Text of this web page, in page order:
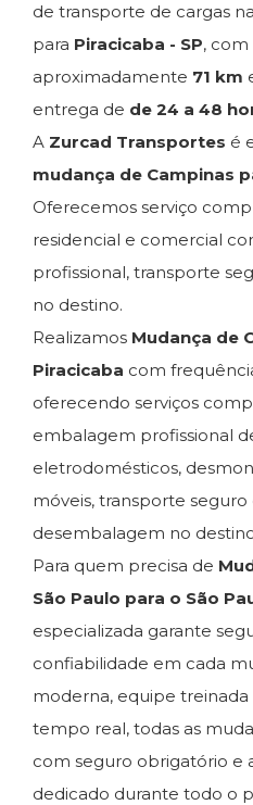
de transporte de cargas
para Piracicaba - SP, com
aproximadamente 71 km
entrega de de 24 a 48
A Zurcad Transportes é
mudança de Campinas
Oferecemos serviço
residencial e comercial
profissional, transporte
no destino.
Realizamos Mudança de
Piracicaba com
oferecendo serviços
embalagem profissional
eletrodomésticos,
móveis, transporte
desembalagem no
Para quem precisa de
São Paulo para o São
especializada garante
confiabilidade em cada
moderna, equipe
tempo real, todas as
com seguro obrigatório e
dedicado durante todo o